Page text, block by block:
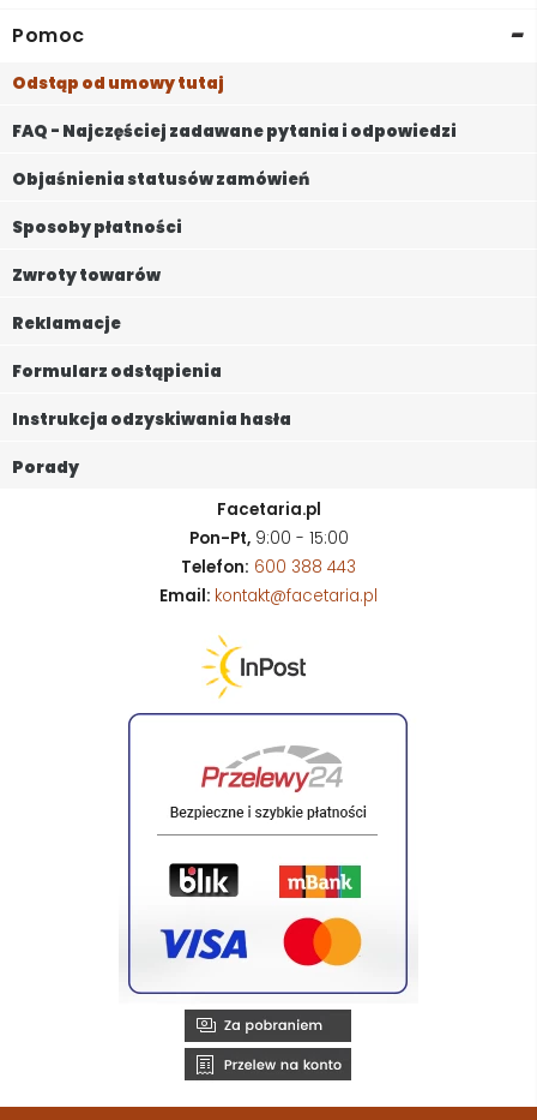
Pomoc -
Odstąp od umowy tutaj
FAQ - Najczęściej zadawane pytania i odpowiedzi
Objaśnienia statusów zamówień
Sposoby płatności
Zwroty towarów
Reklamacje
Formularz odstąpienia
Instrukcja odzyskiwania hasła
Porady
Facetaria.pl
Pon-Pt,9:00 - 15:00
Telefon: 600 388 443
Email: kontakt@facetaria.pl